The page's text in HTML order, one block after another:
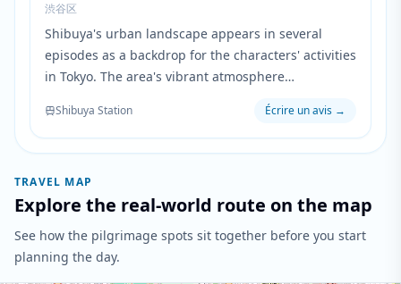
渋谷区
Shibuya's urban landscape appears in several
episodes as a backdrop for the characters' activities
in Tokyo. The area's vibrant atmosphere
pursuing their creative careers in the city.
Shibuya Station Écrire un avis →
TRAVEL MAP
Explore the real-world route on the map
See how the pilgrimage spots sit together before you start
planning the day.